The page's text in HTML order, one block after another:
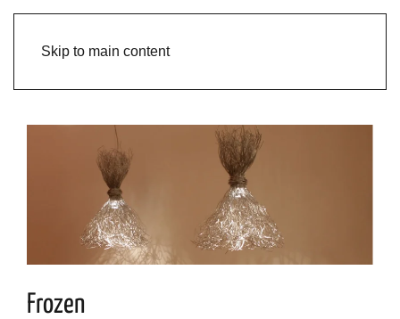
Skip to main content
Frozen